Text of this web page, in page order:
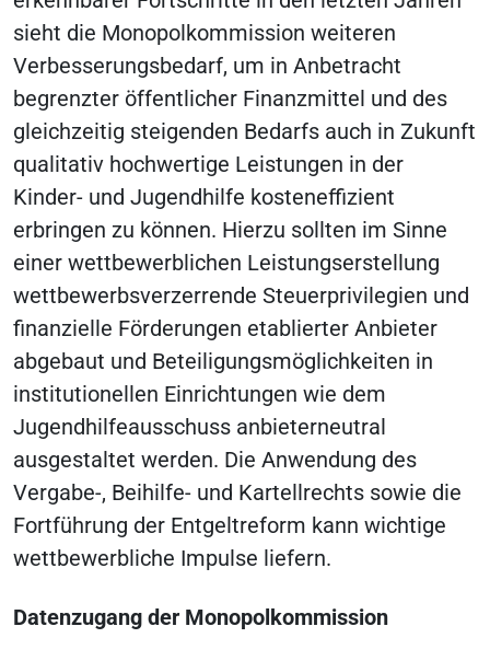
sieht die Monopolkommission weiteren
Verbesserungsbedarf, um in Anbetracht
begrenzter öffentlicher Finanzmittel und des
gleichzeitig steigenden Bedarfs auch in Zukunft
qualitativ hochwertige Leistungen in der
Kinder- und Jugendhilfe kosteneffizient
erbringen zu können. Hierzu sollten im Sinne
einer wettbewerblichen Leistungserstellung
wettbewerbsverzerrende Steuerprivilegien und
finanzielle Förderungen etablierter Anbieter
abgebaut und Beteiligungsmöglichkeiten in
institutionellen Einrichtungen wie dem
Jugendhilfeausschuss anbieterneutral
ausgestaltet werden. Die Anwendung des
Vergabe-, Beihilfe- und Kartellrechts sowie die
Fortführung der Entgeltreform kann wichtige
wettbewerbliche Impulse liefern.
Datenzugang der Monopolkommission